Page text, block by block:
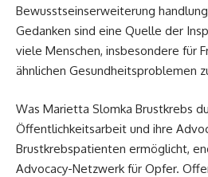
Bewusstseinserweiterung
Gedanken sind eine Quelle der
viele Menschen, insbesondere für
ähnlichen Gesundheitsproblemen
Was Marietta Slomka Brustkrebs
Öffentlichkeitsarbeit und ihre
Brustkrebspatienten ermöglicht,
Advocacy-Netzwerk für Opfer.